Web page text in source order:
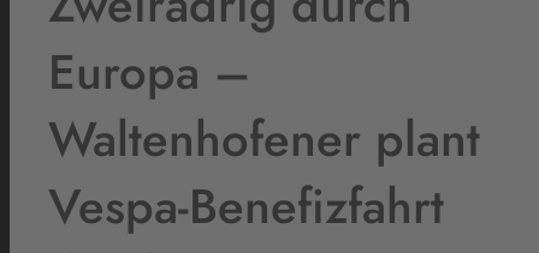
Europa –
Waltenhofener plant
Vespa-Benefizfahrt